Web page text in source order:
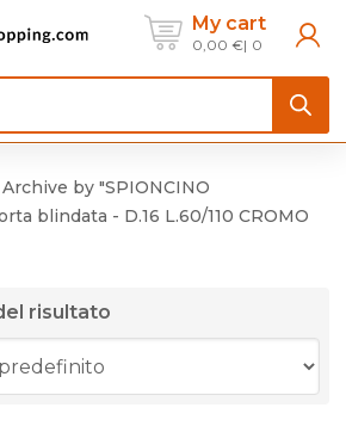
My cart
0,00 € 0
Archive by "SPIONCINO
blindata - D.16 L.60/110 CROMO
risultato